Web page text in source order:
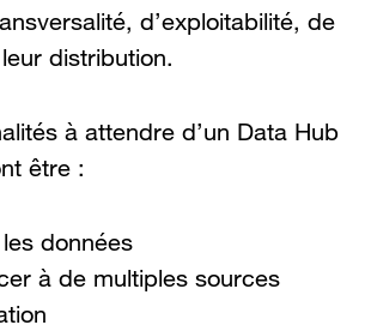
d’exploitabilité, de
distribution.
à attendre d’un Data Hub
être :
données
à de multiples sources